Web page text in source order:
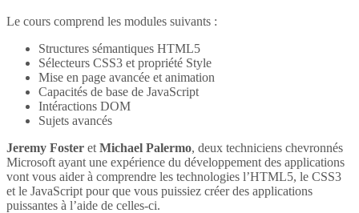
Le cours comprend les modules suivants :
Structures sémantiques HTML5
Sélecteurs CSS3 et propriété Style
Mise en page avancée et animation
Capacités de base de JavaScript
Intéractions DOM
Sujets avancés
Jeremy Foster et Michael Palermo, deux techniciens chevronnés
Microsoft ayant une expérience du développement des applications
vont vous aider à comprendre les technologies l’HTML5, le CSS3
et le JavaScript pour que vous puissiez créer des applications
puissantes à l’aide de celles-ci.